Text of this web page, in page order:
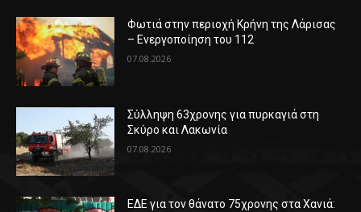
Φωτιά στην περιοχή Κρήνη της Λάρισας
– Ενεργοποίηση του 112
07.08.2026
Σύλληψη 63χρονης για πυρκαγιά στη
Σκύρο και Λακωνία
07.08.2026
ΕΔΕ για τον θάνατο 75χρονης στα Χανιά: